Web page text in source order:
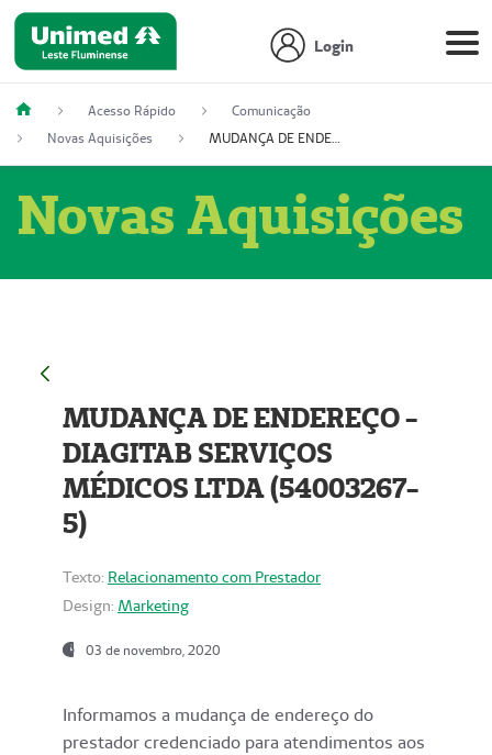
Login
Acesso Rápido
Comunicação
Novas Aquisições
MUDANÇA DE ENDEREÇO - DIAGITAB SERVIÇOS MÉDICOS LTDA (54003267-5)
Novas Aquisições
MUDANÇA DE ENDEREÇO -
DIAGITAB SERVIÇOS
MÉDICOS LTDA (54003267-
5)
Texto: Relacionamento com Prestador
Design: Marketing
03 de novembro, 2020
Informamos a mudança de endereço do
prestador credenciado para atendimentos aos